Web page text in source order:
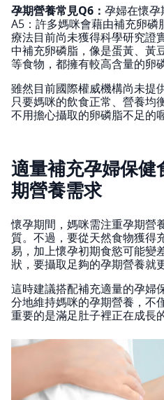
孕期營養常見Q6： 孕婦在懷孕
A5：許多媽咪會藉由補充卵
療法目前尚未獲得科學研究證
中補充卵磷脂，像是蛋黃、黃
等食物，都擁有較高含量的卵磷
雖然目前國際權威機構尚未提
只要媽咪的飲食正常、營養均
不用擔心攝取的卵磷脂不足的
適量補充孕婦保健
期營養需求
懷孕期間，媽咪需注重孕期營
質。不過，要從天然食物獲得
易，加上懷孕初期食慾可能變
狀，要攝取足夠的孕期營養就
這時建議搭配補充適量的孕婦
分地維持媽咪的孕期營養，不
重要的是滿足肚子裡正在成長